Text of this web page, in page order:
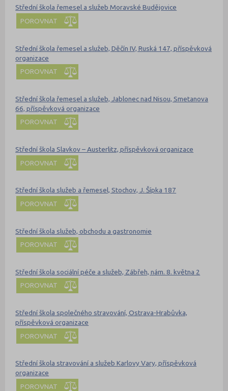
Střední škola řemesel a služeb Moravské Budějovice
POROVNAT
Střední škola řemesel a služeb, Děčín IV, Ruská 147, příspěvková
organizace
POROVNAT
Střední škola řemesel a služeb, Jablonec nad Nisou, Smetanova
66, příspěvková organizace
POROVNAT
Střední škola Slavkov – Austerlitz, příspěvková organizace
POROVNAT
Střední škola služeb a řemesel, Stochov, J. Šípka 187
POROVNAT
Střední škola služeb, obchodu a gastronomie
POROVNAT
Střední škola sociální péče a služeb, Zábřeh, nám. 8. května 2
POROVNAT
Střední škola společného stravování, Ostrava-Hrabůvka,
příspěvková organizace
POROVNAT
Střední škola stravování a služeb Karlovy Vary, příspěvková
organizace
POROVNAT